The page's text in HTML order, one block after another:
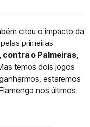
citou o impacto da
primeiras
contra o Palmeiras,
temos dois jogos
estaremos
Flamengo nos últimos